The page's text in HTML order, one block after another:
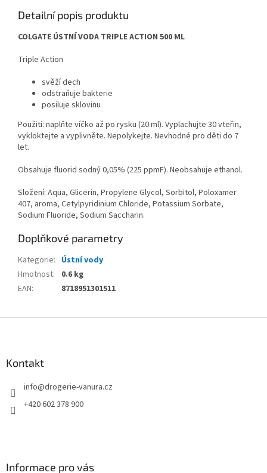
Detailní popis produktu
COLGATE ÚSTNÍ VODA TRIPLE ACTION 500 ML
Triple Action
svěží dech
odstraňuje bakterie
posiluje sklovinu
Použití: naplňte víčko až po rysku (20 ml). Vyplachujte 30 vteřin,
vykloktejte a vyplivněte. Nepolykejte. Nevhodné pro děti do 7
let.
Obsahuje fluorid sodný 0,05% (225 ppmF). Neobsahuje ethanol.
Složení: Aqua, Glicerin, Propylene Glycol, Sorbitol, Poloxamer
407, aroma, Cetylpyridinium Chloride, Potassium Sorbate,
Sodium Fluoride, Sodium Saccharin.
Doplňkové parametry
Kategorie: Ústní vody
Hmotnost:
0.6 kg
EAN: 8718951301511
Kontakt
info@drogerie-vanura.cz
+420 602 378 900
Informace pro vás